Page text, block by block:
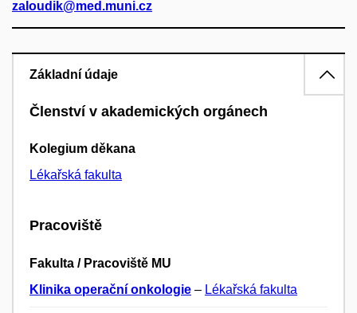
zaloudik@med.muni.cz
Základní údaje
Členství v akademických orgánech
Kolegium děkana
Lékařská fakulta
Pracoviště
Fakulta / Pracoviště MU
Klinika operační onkologie – Lékařská fakulta